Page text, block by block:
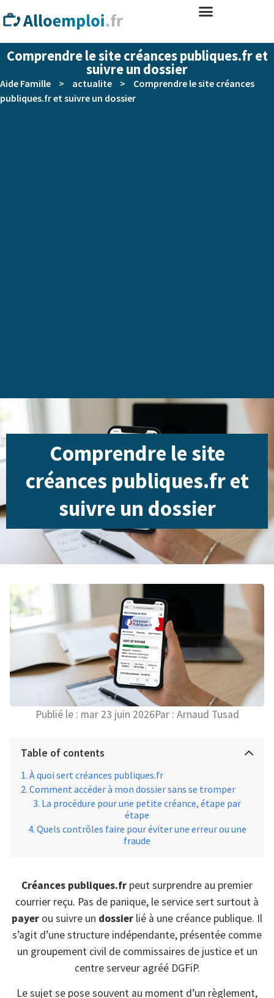
Comprendre le site créances publiques.fr et
suivre un dossier
Aide Famille > actualite >
Comprendre le site créances
publiques.fr et suivre un dossier
Comprendre le site
créances publiques.fr et
suivre un dossier
Publié le : mar 23 juin 2026Par : Arnaud Tusad
Table of contents
À quoi sert créances publiques.fr
Comment accéder à mon dossier sans se tromper
La procédure pour une petite créance, étape par
étape
Quels contrôles faire pour éviter une erreur ou une
fraude
Créances publiques.fr peut surprendre au premier
courrier reçu. Pas de panique, le service sert surtout à
payer ou suivre un dossier lié à une créance publique. Il
s’agit d’une structure indépendante, présentée comme
un groupement civil de commissaires de justice et un
centre serveur agréé DGFiP.
Le sujet se pose souvent au moment d’un règlement,